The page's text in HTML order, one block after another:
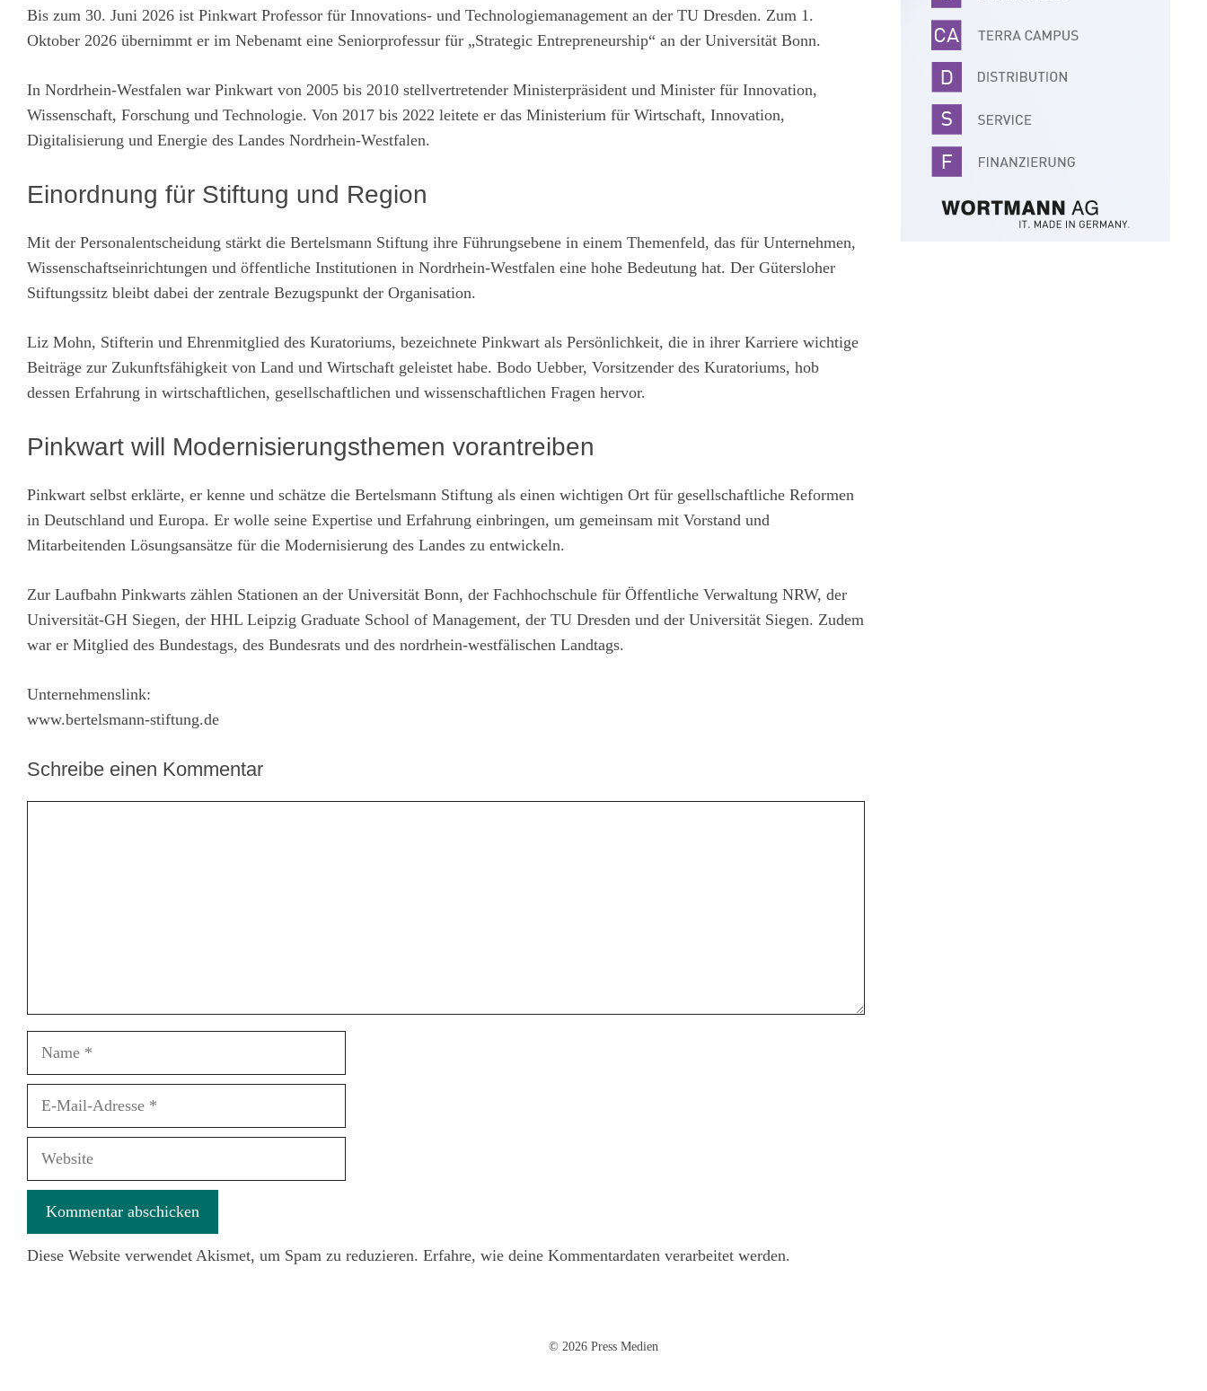
Bis zum 30. Juni 2026 ist Pinkwart Professor für Innovations- und Technologiemanagement an der TU Dresden. Zum 1.
Oktober 2026 übernimmt er im Nebenamt eine Seniorprofessur für „Strategic Entrepreneurship“ an der Universität Bonn.
In Nordrhein-Westfalen war Pinkwart von 2005 bis 2010 stellvertretender Ministerpräsident und Minister für Innovation,
Wissenschaft, Forschung und Technologie. Von 2017 bis 2022 leitete er das Ministerium für Wirtschaft, Innovation,
Digitalisierung und Energie des Landes Nordrhein-Westfalen.
Einordnung für Stiftung und Region
Mit der Personalentscheidung stärkt die Bertelsmann Stiftung ihre Führungsebene in einem Themenfeld, das für Unternehmen,
Wissenschaftseinrichtungen und öffentliche Institutionen in Nordrhein-Westfalen eine hohe Bedeutung hat. Der Gütersloher
Stiftungssitz bleibt dabei der zentrale Bezugspunkt der Organisation.
Liz Mohn, Stifterin und Ehrenmitglied des Kuratoriums, bezeichnete Pinkwart als Persönlichkeit, die in ihrer Karriere wichtige
Beiträge zur Zukunftsfähigkeit von Land und Wirtschaft geleistet habe. Bodo Uebber, Vorsitzender des Kuratoriums, hob
dessen Erfahrung in wirtschaftlichen, gesellschaftlichen und wissenschaftlichen Fragen hervor.
Pinkwart will Modernisierungsthemen vorantreiben
Pinkwart selbst erklärte, er kenne und schätze die Bertelsmann Stiftung als einen wichtigen Ort für gesellschaftliche Reformen
in Deutschland und Europa. Er wolle seine Expertise und Erfahrung einbringen, um gemeinsam mit Vorstand und
Mitarbeitenden Lösungsansätze für die Modernisierung des Landes zu entwickeln.
Zur Laufbahn Pinkwarts zählen Stationen an der Universität Bonn, der Fachhochschule für Öffentliche Verwaltung NRW, der
Universität-GH Siegen, der HHL Leipzig Graduate School of Management, der TU Dresden und der Universität Siegen. Zudem
war er Mitglied des Bundestags, des Bundesrats und des nordrhein-westfälischen Landtags.
Unternehmenslink:
www.bertelsmann-stiftung.de
Schreibe einen Kommentar
Diese Website verwendet Akismet, um Spam zu reduzieren. Erfahre, wie deine Kommentardaten verarbeitet werden.
© 2026 Press Medien